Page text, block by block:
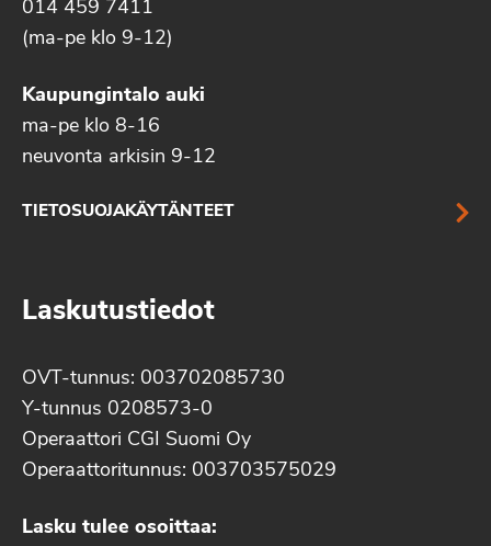
014 459 7411
(ma-pe klo 9-12)
Kaupungintalo auki
ma-pe klo 8-16
neuvonta arkisin 9-12
TIETOSUOJAKÄYTÄNTEET
Laskutustiedot
OVT-tunnus: 003702085730
Y-tunnus 0208573-0
Operaattori CGI Suomi Oy
Operaattoritunnus: 003703575029
Lasku tulee osoittaa: